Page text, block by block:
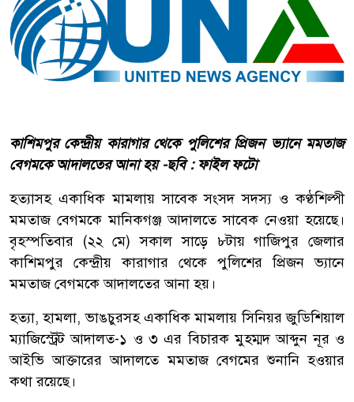
কাশিমপুর কেন্দ্রীয় কারাগার থেকে পুলিশের প্রিজন ভ্যানে মমতাজ
বেগমকে আদালতের আনা হয় -ছবি : ফাইল ফটো
হত্যাসহ একাধিক মামলায় সাবেক সংসদ সদস্য ও কণ্ঠশিল্পী
মমতাজ বেগমকে মানিকগঞ্জ আদালতে সাবেক নেওয়া হয়েছে।
বৃহস্পতিবার (২২ মে) সকাল সাড়ে ৮টায় গাজিপুর জেলার
কাশিমপুর কেন্দ্রীয় কারাগার থেকে পুলিশের প্রিজন ভ্যানে
মমতাজ বেগমকে আদালতের আনা হয়।
হত্যা, হামলা, ভাঙচুরসহ একাধিক মামলায় সিনিয়র জুডিশিয়াল
ম্যাজিস্ট্রেট আদালত-১ ও ৩ এর বিচারক মুহম্মদ আব্দুন নূর ও
আইভি আক্তারের আদালতে মমতাজ বেগমের শুনানি হওয়ার
কথা রয়েছে।